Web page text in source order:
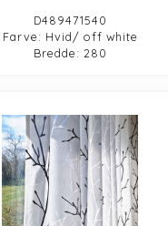
D489471540
Farve: Hvid/ off white
Bredde: 280